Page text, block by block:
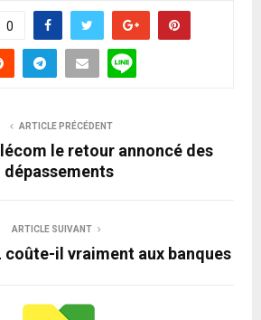
0
ARTICLE PRÉCÉDENT
le retour annoncé des
dépassements
ARTICLE SUIVANT
coûte-il vraiment aux banques